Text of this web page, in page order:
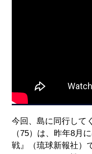
今回、島に同行して
（75）は、昨年8月
戦』（琉球新報社）